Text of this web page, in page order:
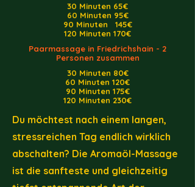
30 Minuten 65€
60 Minuten 95€
90 Minuten 145€
120 Minuten 170€
Paarmassage in Friedrichshain - 2
Personen zusammen
30 Minuten 80€
60 Minuten 120€
90 Minuten 175€
120 Minuten 230€
Du möchtest nach einem langen,
stressreichen Tag endlich wirklich
abschalten? Die Aromaöl-Massage
ist die sanfteste und gleichzeitig